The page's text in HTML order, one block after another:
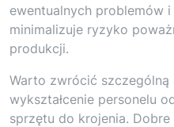
ewentualnych problemów
minimalizuje ryzyko
produkcji.
Warto zwrócić
wykształcenie personelu
sprzętu do krojenia.